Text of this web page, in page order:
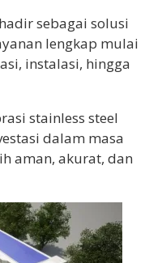
sebagai solusi
lengkap mulai
instalasi, hingga
stainless steel
dalam masa
aman, akurat, dan